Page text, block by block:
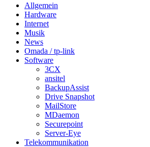
Allgemein
Hardware
Internet
Musik
News
Omada / tp-link
Software
3CX
ansitel
BackupAssist
Drive Snapshot
MailStore
MDaemon
Securepoint
Server-Eye
Telekommunikation